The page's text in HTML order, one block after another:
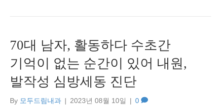
70대 남자, 활동하다 수초간
기억이 없는 순간이 있어 내원,
발작성 심방세동 진단
By 모두드림내과 | 2023년 08월 10일 | 0